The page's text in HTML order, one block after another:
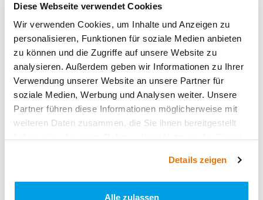
Diese Webseite verwendet Cookies
Wir verwenden Cookies, um Inhalte und Anzeigen zu
personalisieren, Funktionen für soziale Medien anbieten
zu können und die Zugriffe auf unsere Website zu
analysieren. Außerdem geben wir Informationen zu Ihrer
Verwendung unserer Website an unsere Partner für
soziale Medien, Werbung und Analysen weiter. Unsere
Partner führen diese Informationen möglicherweise mit
weiteren Daten zusammen, die Sie ihnen bereitgestellt
Details zeigen
Alle zulassen